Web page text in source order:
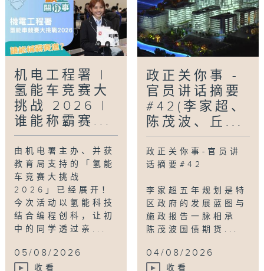
机电工程署 |
氢能车竞赛大
挑战 2026 |
谁能称霸赛...
由机电署主办、并获
教育局支持的「氢能
车竞赛大挑战
2026」已经展开！
今次活动以氢能科技
结合编程创科，让初
中的同学透过亲...
05/08/2026
收看
政正关你事 -
官员讲话摘要
#42(李家超、
陈茂波、丘...
政正关你事-官员讲
话摘要#42
李家超五年规划是特
区政府的发展蓝图与
施政报告一脉相承
陈茂波国债期货...
04/08/2026
收看